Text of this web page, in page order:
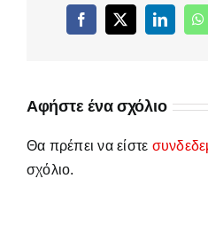
Facebook
X LinkedIn
Αφήστε ένα σχόλιο
Θα πρέπει να είστε
σχόλιο.